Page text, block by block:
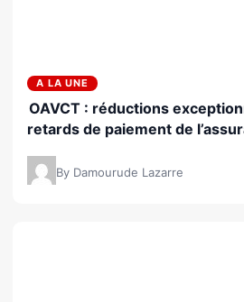
A LA UNE
OAVCT : réductions
retards de paiement de
By Damourude Lazarre